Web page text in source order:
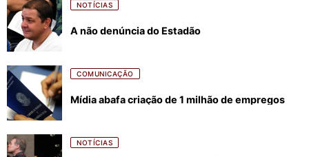
NOTÍCIAS
A não denúncia do Estadão
COMUNICAÇÃO
Mídia abafa criação de 1 milhão de empregos
NOTÍCIAS